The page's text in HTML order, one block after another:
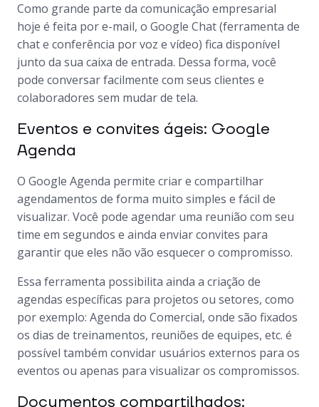
Como grande parte da comunicação empresarial
hoje é feita por e-mail, o Google Chat (ferramenta de
chat e conferência por voz e vídeo) fica disponível
junto da sua caixa de entrada. Dessa forma, você
pode conversar facilmente com seus clientes e
colaboradores sem mudar de tela.
Eventos e convites ágeis: Google
Agenda
O Google Agenda permite criar e compartilhar
agendamentos de forma muito simples e fácil de
visualizar. Você pode agendar uma reunião com seu
time em segundos e ainda enviar convites para
garantir que eles não vão esquecer o compromisso.
Essa ferramenta possibilita ainda a criação de
agendas específicas para projetos ou setores, como
por exemplo: Agenda do Comercial, onde são fixados
os dias de treinamentos, reuniões de equipes, etc. é
possível também convidar usuários externos para os
eventos ou apenas para visualizar os compromissos.
Documentos compartilhados: